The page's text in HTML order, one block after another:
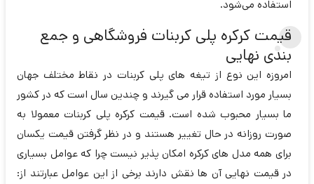
استفاده می‌شود.
قیمت کرکره پلی کربنات فروشگاهی و جمع
بندی نهایی
امروزه این نوع از تیغه های پلی کربنات در نقاط مختلف جهان
بسیار مورد استفاده قرار می گیرند و چندین سال است که در کشور
ما بسیار محبوب شده است. قیمت کرکره پلی کربنات معمولا به
صورت روزانه در حال تغییر هستند و در نظر گرفتن قیمت یکسان
برای همه مدل های کرکره امکان پذیر نیست چرا که عوامل بسیاری
در قیمت نهایی آن ها نقش دارند برخی از این عوامل عبارتند از: